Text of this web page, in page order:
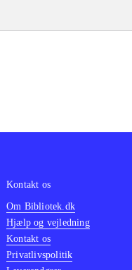
Kontakt os
Om Bibliotek.dk
Hjælp og vejledning
Kontakt os
Privatlivspolitik